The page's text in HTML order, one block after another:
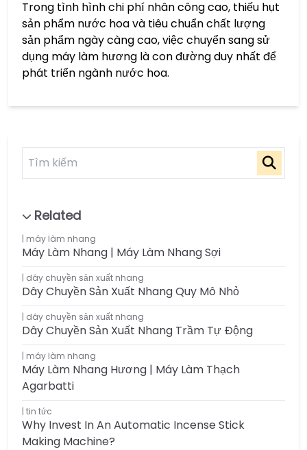
máy làm nhang
Máy Làm Nhang | Máy Làm Nhang Sợi
dây chuyền sản xuất nhang
Dây Chuyền Sản Xuất Nhang Quy Mô Nhỏ
dây chuyền sản xuất nhang
Dây Chuyền Sản Xuất Nhang Trầm Tự Động
máy làm nhang
Máy Làm Nhang Hương | Máy Làm Thạch
Agarbatti
tin tức
Why Invest In An Automatic Incense Stick
Making Machine?
Trong tình hình chi phí nhân công cao, thiếu hụt
sản phẩm nước hoa và tiêu chuẩn chất lượng
sản phẩm ngày càng cao, việc chuyển sang sử
dụng máy làm hương là con đường duy nhất để
phát triển ngành nước hoa.